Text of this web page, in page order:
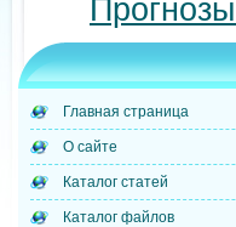
Главная страница
О сайте
Каталог статей
Каталог файлов